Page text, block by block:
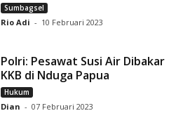
Sumbagsel
Rio Adi - 10 Februari 2023
Polri: Pesawat Susi Air Dibakar
KKB di Nduga Papua
Hukum
Dian - 07 Februari 2023